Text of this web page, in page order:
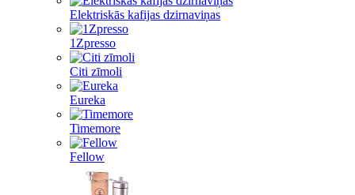
Elektriskās kafijas dzirnaviņas
1Zpresso
Citi zīmoli
Eureka
Timemore
Fellow